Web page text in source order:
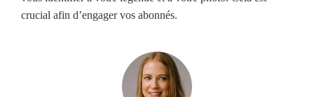
crucial afin d’engager vos abonnés.